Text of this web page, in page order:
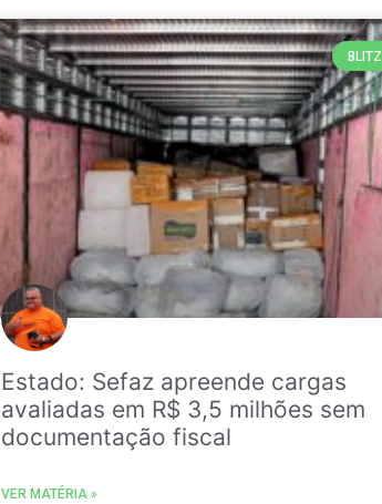
BLITZ
Estado: Sefaz apreende cargas
avaliadas em R$ 3,5 milhões sem
documentação fiscal
VER MATÉRIA »